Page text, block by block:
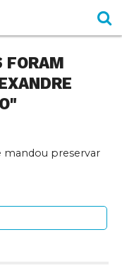
FORAM
mandou preservar